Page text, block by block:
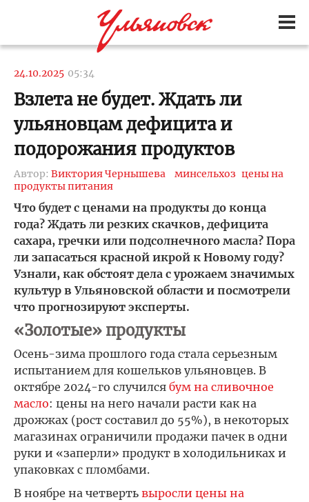
24.10.2025 05:34
Взлета не будет. Ждать ли
ульяновцам дефицита и
подорожания продуктов
Автор: Виктория Чернышева минсельхоз цены на
продукты питания
Что будет с ценами на продукты до конца
года? Ждать ли резких скачков, дефицита
сахара, гречки или подсолнечного масла? Пора
ли запасаться красной икрой к Новому году?
Узнали, как обстоят дела с урожаем значимых
культур в Ульяновской области и посмотрели
что прогнозируют эксперты.
«Золотые» продукты
Осень-зима прошлого года стала серьезным
испытанием для кошельков ульяновцев. В
октябре 2024-го случился бум на сливочное
масло: цены на него начали расти как на
дрожжах (рост составил до 55%), в некоторых
магазинах ограничили продажи пачек в одни
руки и «заперли» продукт в холодильниках и
упаковках с пломбами.
В ноябре на четверть выросли цены на